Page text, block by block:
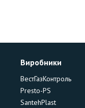
Виробники
ВестГазКонтроль
Presto-PS
SantehPlast